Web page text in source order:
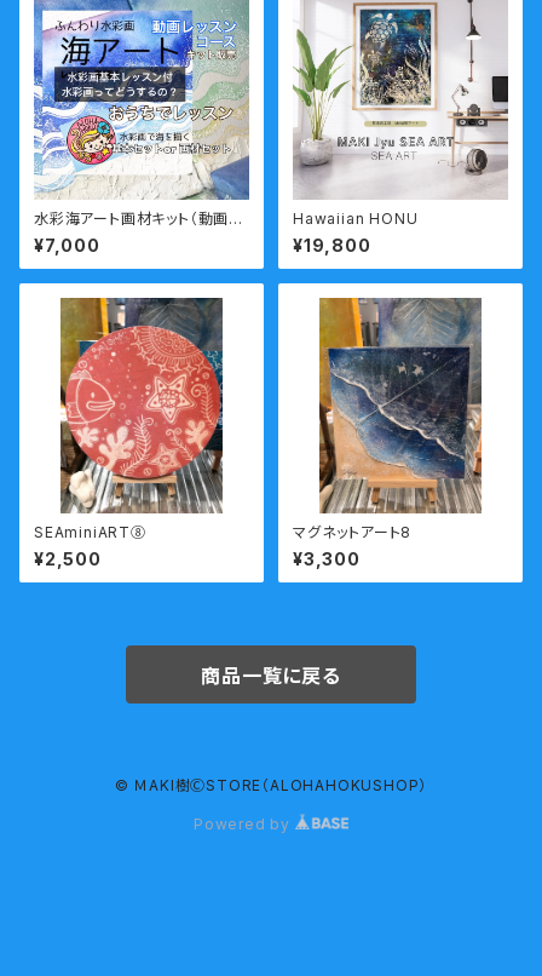
水彩海アート画材キット（動画レ
ッスン付）
¥7,000
Hawaiian HONU
¥19,800
SEAminiART⑧
¥2,500
マグネットアート8
¥3,300
商品一覧に戻る
© ＭAKI樹ⒸSTORE（ALOHAHOKUSHOP）
Powered by